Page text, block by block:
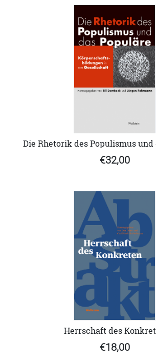
Die Rhetorik des Populismus und
€32,00
Herrschaft des
€18,00